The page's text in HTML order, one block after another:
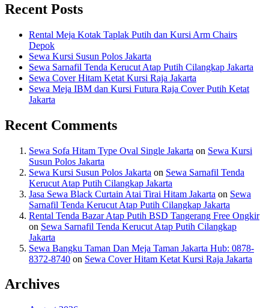
Recent Posts
Rental Meja Kotak Taplak Putih dan Kursi Arm Chairs
Depok
Sewa Kursi Susun Polos Jakarta
Sewa Sarnafil Tenda Kerucut Atap Putih Cilangkap Jakarta
Sewa Cover Hitam Ketat Kursi Raja Jakarta
Sewa Meja IBM dan Kursi Futura Raja Cover Putih Ketat
Jakarta
Recent Comments
Sewa Sofa Hitam Type Oval Single Jakarta on Sewa Kursi
Susun Polos Jakarta
Sewa Kursi Susun Polos Jakarta on Sewa Sarnafil Tenda
Kerucut Atap Putih Cilangkap Jakarta
Jasa Sewa Black Curtain Atai Tirai Hitam Jakarta on Sewa
Sarnafil Tenda Kerucut Atap Putih Cilangkap Jakarta
Rental Tenda Bazar Atap Putih BSD Tangerang Free Ongkir
on Sewa Sarnafil Tenda Kerucut Atap Putih Cilangkap
Jakarta
Sewa Bangku Taman Dan Meja Taman Jakarta Hub: 0878-
8372-8740 on Sewa Cover Hitam Ketat Kursi Raja Jakarta
Archives